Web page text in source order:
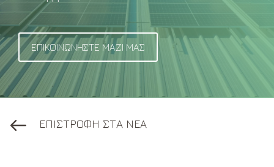
ΕΠΙΚΟΙΝΩΝΗΣΤΕ ΜΑΖΙ ΜΑΣ
ΕΠΙΣΤΡΟΦΗ ΣΤΑ ΝΕΑ